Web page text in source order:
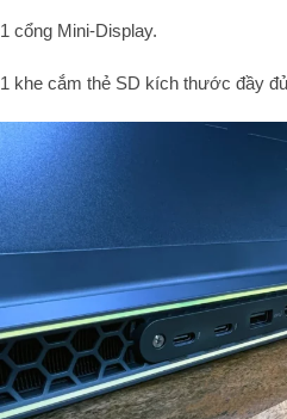
1 cổng Mini-Display.
1 khe cắm thẻ SD kích thước đầy